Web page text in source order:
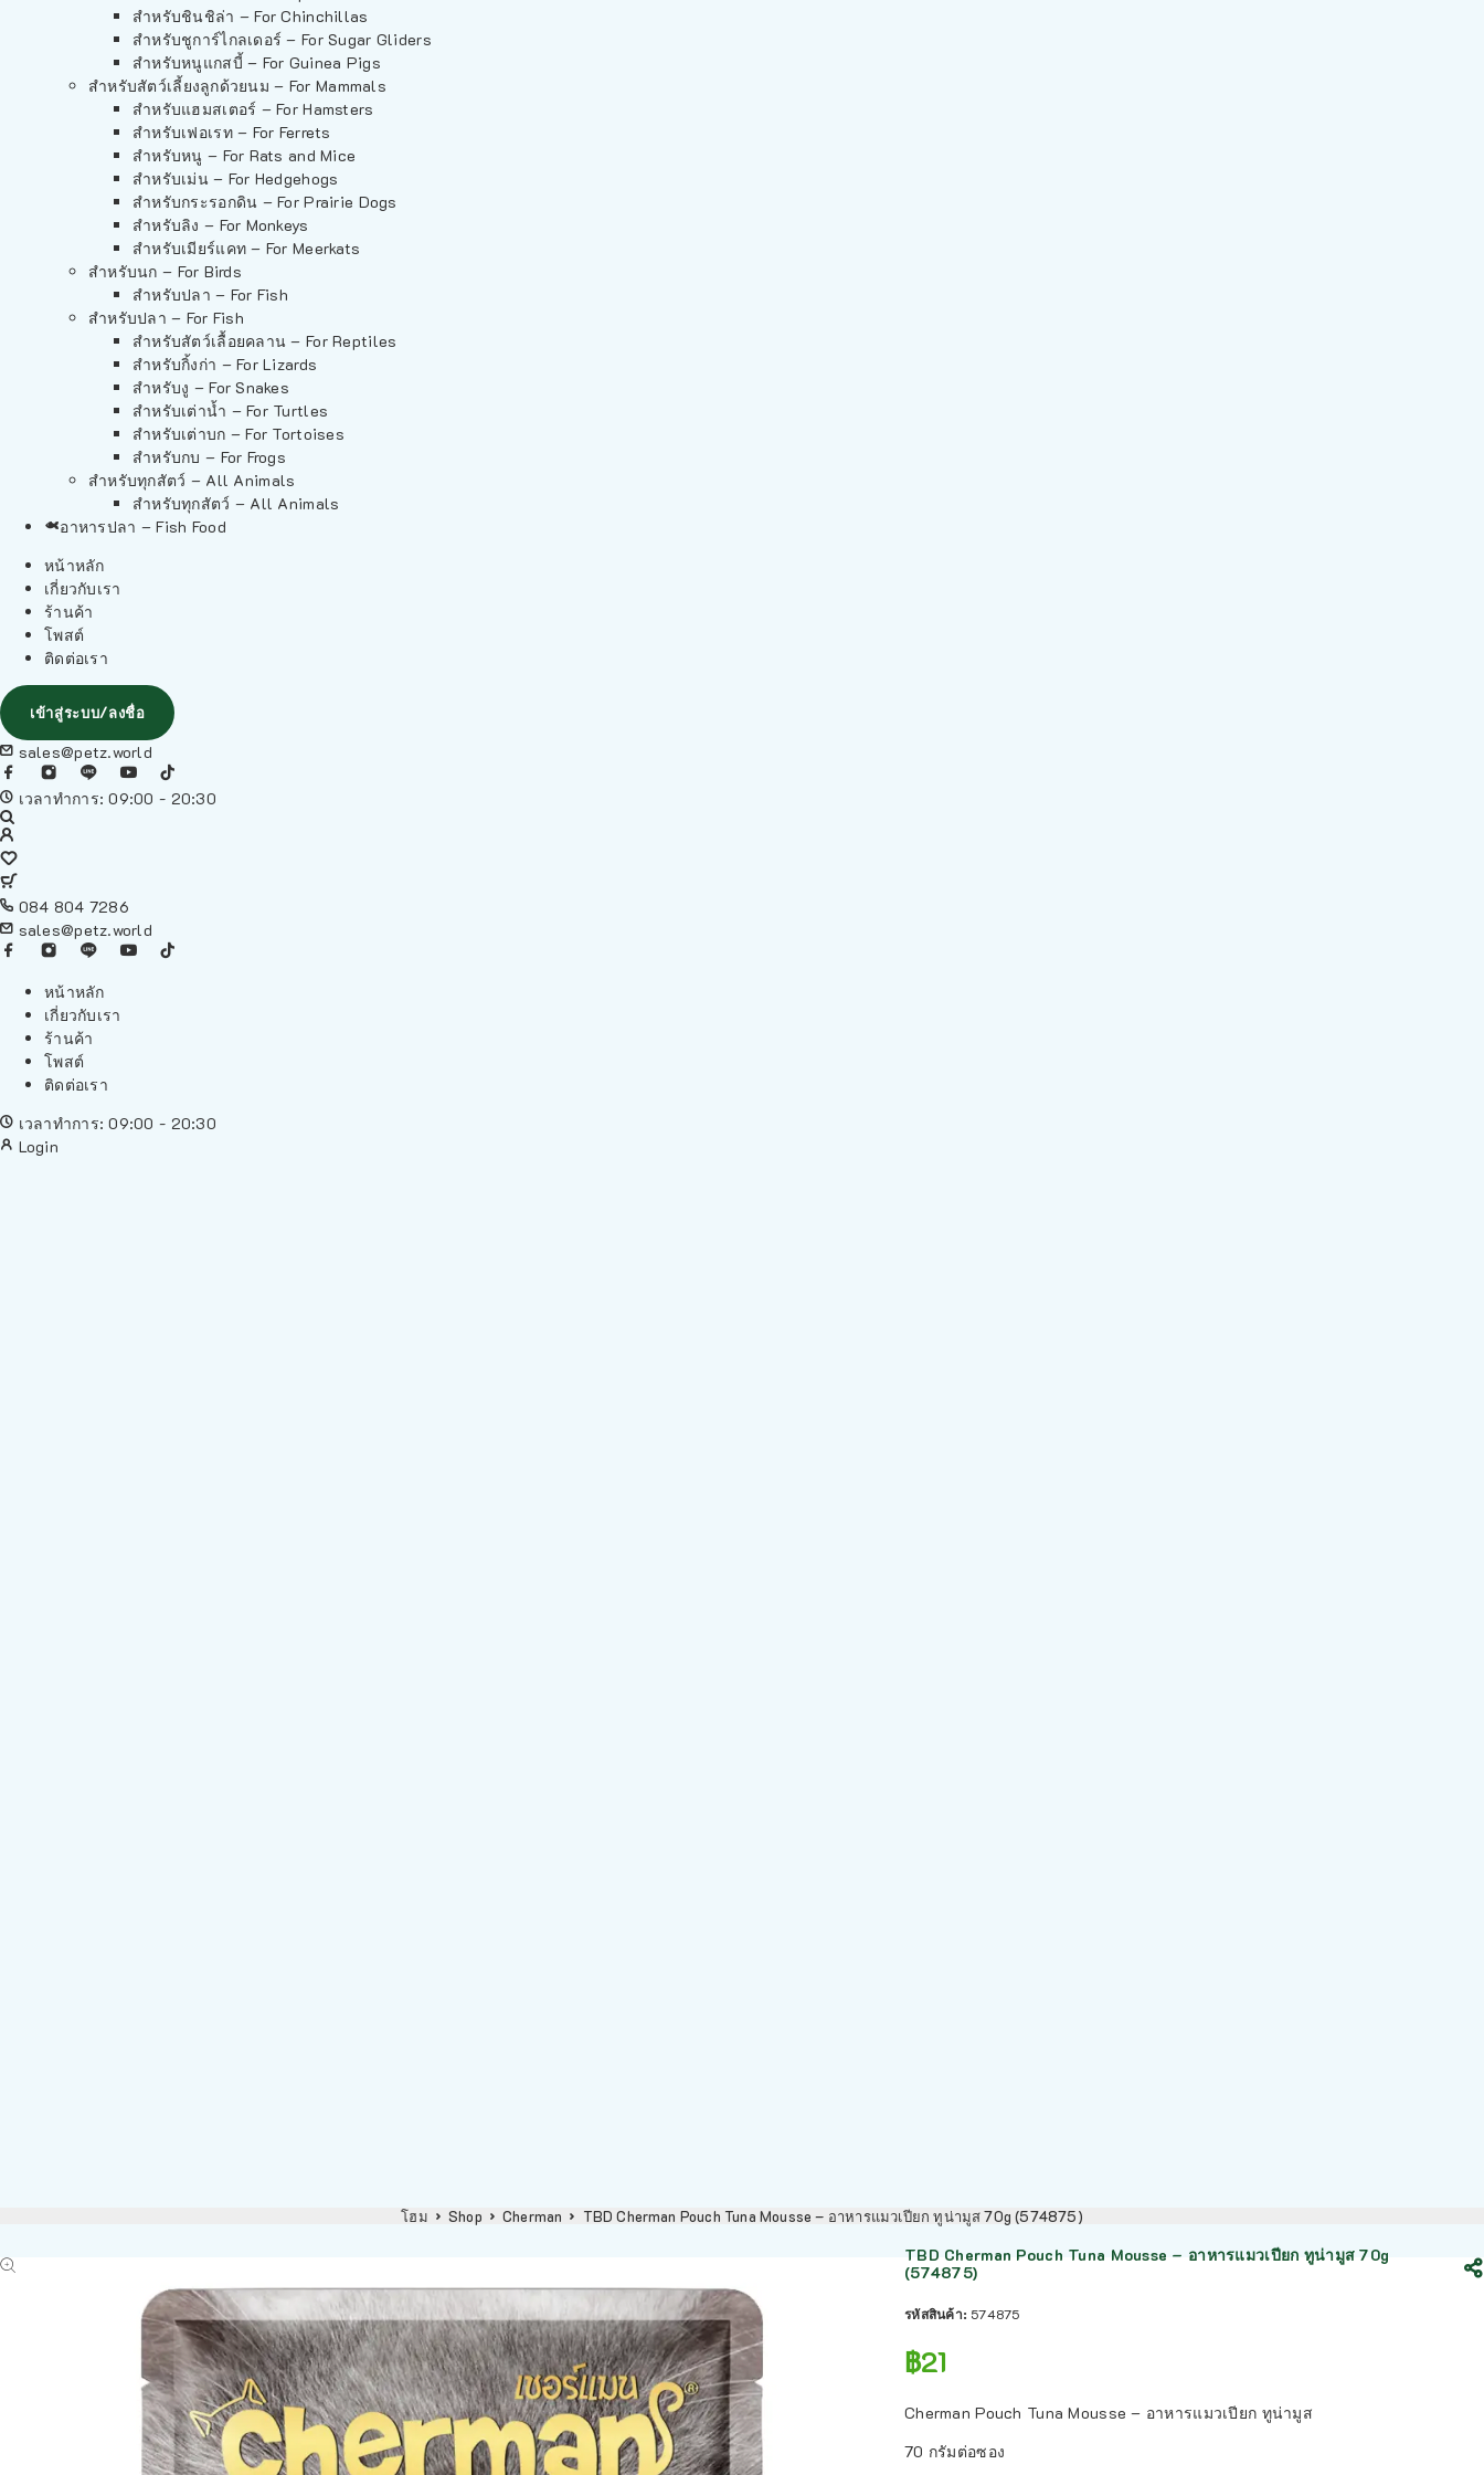
สำหรับชินชิล่า – For Chinchillas
สำหรับชูการ์ไกลเดอร์ – For Sugar Gliders
สำหรับหนูแกสบี้ – For Guinea Pigs
สำหรับสัตว์เลี้ยงลูกด้วยนม – For Mammals
สำหรับแฮมสเตอร์ – For Hamsters
สำหรับเฟอเรท – For Ferrets
สำหรับหนู – For Rats and Mice
สำหรับเม่น – For Hedgehogs
สำหรับกระรอกดิน – For Prairie Dogs
สำหรับลิง – For Monkeys
สำหรับเมียร์แคท – For Meerkats
สำหรับนก – For Birds
สำหรับปลา – For Fish
สำหรับปลา – For Fish
สำหรับสัตว์เลื้อยคลาน – For Reptiles
สำหรับกิ้งก่า – For Lizards
สำหรับงู – For Snakes
สำหรับเต่าน้ำ – For Turtles
สำหรับเต่าบก – For Tortoises
สำหรับกบ – For Frogs
สำหรับทุกสัตว์ – All Animals
สำหรับทุกสัตว์ – All Animals
อาหารปลา – Fish Food
หน้าหลัก
เกี่ยวกับเรา
ร้านค้า
โพสต์
ติดต่อเรา
เข้าสู่ระบบ/ลงชื่อ
sales@petz.world
เวลาทำการ: 09:00 - 20:30
084 804 7286
sales@petz.world
หน้าหลัก
เกี่ยวกับเรา
ร้านค้า
โพสต์
ติดต่อเรา
เวลาทำการ: 09:00 - 20:30
Login
โฮม Shop Cherman TBD Cherman Pouch Tuna Mousse – อาหารแมวเปียก ทูน่ามูส 70g (574875)
TBD Cherman Pouch Tuna Mousse – อาหารแมวเปียก ทูน่ามูส 70g
(574875)
รหัสสินค้า: 574875
฿21
Cherman Pouch Tuna Mousse – อาหารแมวเปียก ทูน่ามูส
70 กรัมต่อซอง